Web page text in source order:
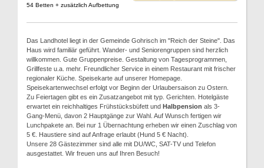
54 Betten + zusätzlich Aufbettung
Das Landhotel liegt in der Gemeinde Gohrisch im "Reich der Steine". Das
Haus wird familiär geführt. Wander- und Seniorengruppen sind herzlich
willkommen. Gute Gruppenpreise. Gestaltung von Tagesprogrammen,
Grillfeste u.a. mehr. Freundlicher Service in einem Restaurant mit frischer
regionaler Küche. Speisekarte auf unserer Homepage.
Speisekartenwechsel erfolgt vor Beginn der Urlaubersaison zu Ostern.
Zu Feiertagen gibt es ein Zusatzangebot mit typ. Gerichten. Hotelgäste
erwartet ein reichhaltiges Frühstücksbüfett und Halbpension als 3-
Gang-Menü, davon 2 Hauptgänge zur Wahl. Auf Wunsch fertigen wir
Lunchpakete an. Bei nur 1 Übernachtung erheben wir einen Zuschlag von
5 €. Haustiere sind auf Anfrage erlaubt (Hund 5 € Nacht).
Unsere 28 Gästezimmer sind alle mit DU/WC, SAT-TV und Telefon
ausgestattet. Wir freuen uns auf Ihren Besuch!